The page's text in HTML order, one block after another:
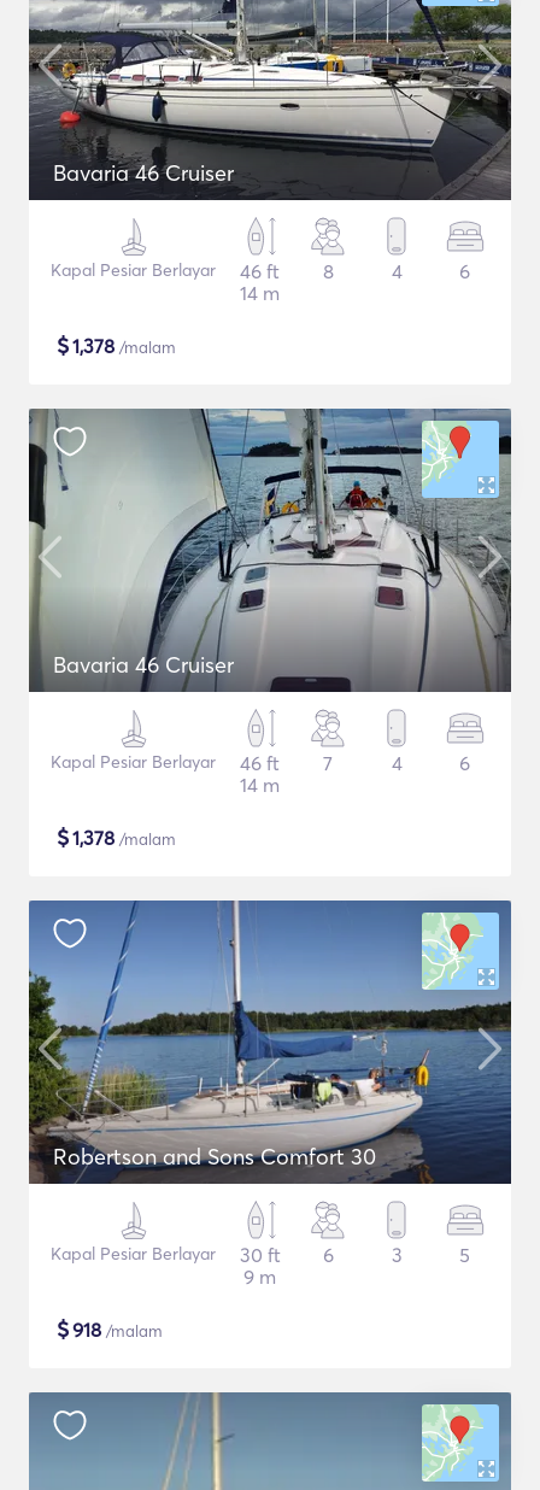
Bavaria 46 Cruiser
Kapal Pesiar Berlayar
46 ft
14 m
8 4 6
$1,378 /malam
Bavaria 46 Cruiser
Kapal Pesiar Berlayar
46 ft
14 m
7 4 6
$1,378 /malam
Robertson and Sons Comfort 30
Kapal Pesiar Berlayar
30 ft
9 m
6 3 5
$918 /malam